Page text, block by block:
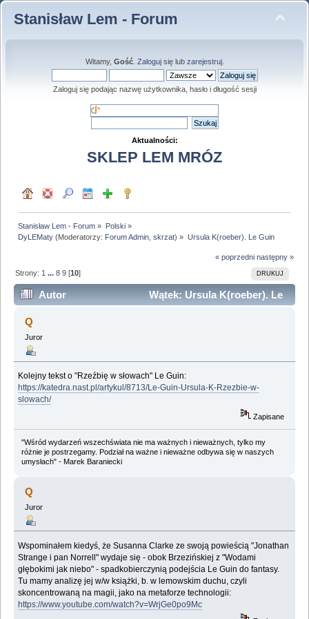
Stanisław Lem - Forum
Witamy, Gość. Zaloguj sięlub zarejestruj.
Zaloguj się podając nazwę użytkownika, hasło i długość sesji
Aktualności:
SKLEP LEM MRÓZ
Stanisław Lem - Forum » Polski»
DyLEMaty (Moderatorzy: Forum Admin ,skrzat) » Ursula K(roeber). Le Guin
« poprzedni następny »
DRUKUJ
Strony: 1 ...8 9 [10]
Autor
Wątek: Ursula K(roeber). Le
Guin (Przeczytany 387345 razy)
Q
Juror
Kolejny tekst o "Rzeźbię w słowach" Le Guin:
https://katedra.nast.pl/artykul/8713/Le-Guin-Ursula-K-Rzezbie-w-
slowach/
Zapisane
"Wśród wydarzeń wszechświata nie ma ważnych i nieważnych, tylko my
różnie je postrzegamy. Podział na ważne i nieważne odbywa się w naszych
umysłach" - Marek Baraniecki
Q
Juror
Wspominałem kiedyś, że Susanna Clarke ze swoją powieścią "Jonathan
Strange i pan Norrell" wydaje się - obok Brzezińskiej z "Wodami
głębokimi jak niebo" - spadkobierczynią podejścia Le Guin do fantasy.
Tu mamy analizę jej w/w książki, b. w lemowskim duchu, czyli
skoncentrowaną na magii, jako na metaforze technologii:
https://www.youtube.com/watch?v=WrjGe0po9Mc